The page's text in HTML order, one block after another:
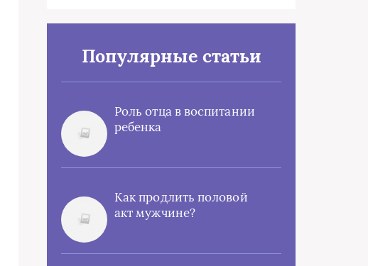
Популярные статьи
Роль отца в воспитании
ребенка
Как продлить половой
акт мужчине?